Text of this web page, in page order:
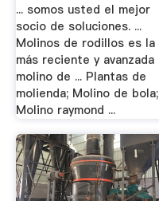
... somos usted el mejor
socio de soluciones. ...
Molinos de rodillos es la
más reciente y avanzada
molino de ... Plantas de
molienda; Molino de bola;
Molino raymond ...